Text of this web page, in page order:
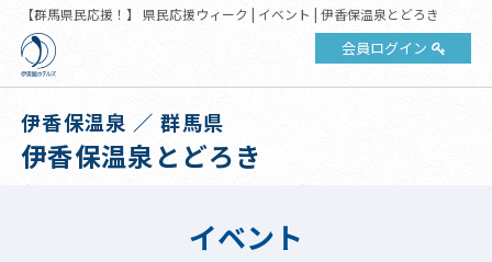
【群馬県民応援！】 県民応援ウィーク | イベント | 伊香保温泉とどろき
会員ログイン
伊香保温泉 ／ 群馬県
伊香保温泉とどろき
イベント